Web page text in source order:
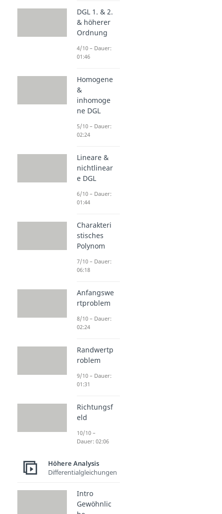
DGL 1. & 2.
& höherer
Ordnung
4/10 – Dauer:
01:46
Homogene
&
inhomoge
ne DGL
5/10 – Dauer:
02:24
Lineare &
nichtlinear
e DGL
6/10 – Dauer:
01:44
Charakteri
stisches
Polynom
7/10 – Dauer:
06:18
Anfangswe
rtproblem
8/10 – Dauer:
02:24
Randwertp
roblem
9/10 – Dauer:
01:31
Richtungsf
eld
10/10 –
Dauer: 02:06
Höhere Analysis
Differentialgleichungen
Intro
Gewöhnlic